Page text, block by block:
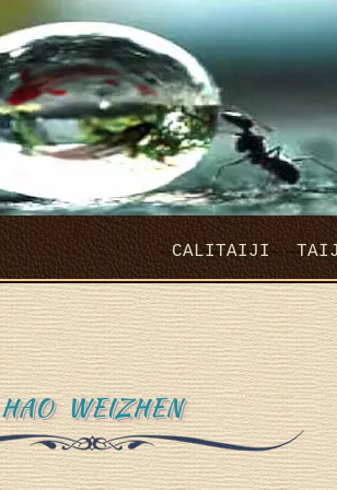
CALITAIJI
HAO WEIZHEN